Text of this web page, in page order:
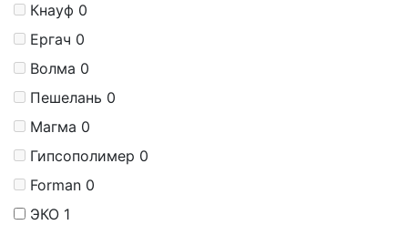
Кнауф 0
Ергач 0
Волма 0
Пешелань 0
Магма 0
Гипсополимер 0
Forman 0
ЭКО 1